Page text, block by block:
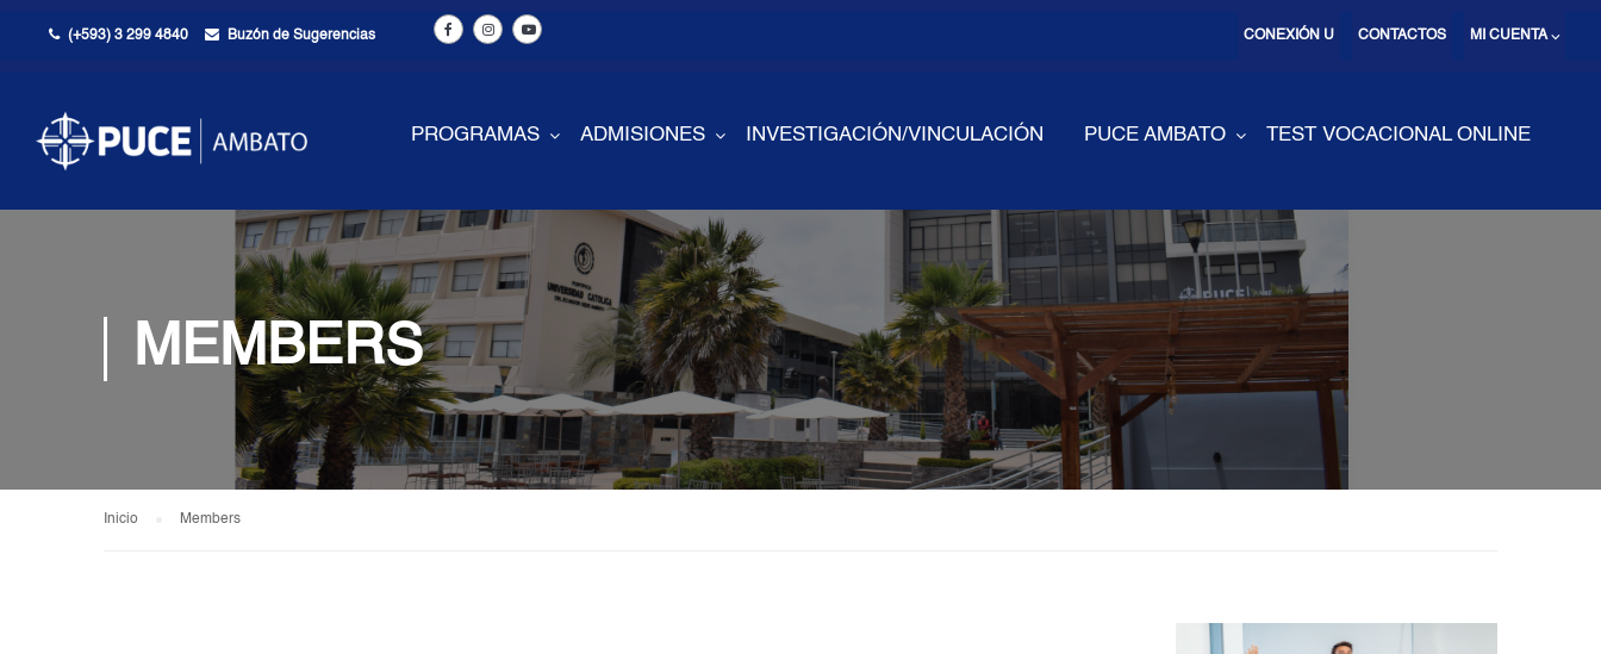
MI CUENTA ⌵
CONTACTOS
CONEXIÓN U
(+593) 3 299 4840 Buzón de Sugerencias
PROGRAMAS ADMISIONES INVESTIGACIÓN/VINCULACIÓN PUCE AMBATO TEST VOCACIONAL ONLINE
MEMBERS
Inicio Members